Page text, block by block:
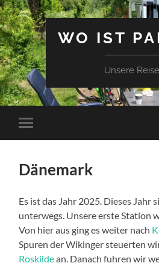
WO IST
Unsere
Mobile-
Menü
Dänemark
Es ist das Jahr 2025. Dieses Jahr
unterwegs. Unsere erste Station
Von hier aus ging es weiter nach
Spuren der Wikinger steuerten
Roskildean. Danach fuhren wir